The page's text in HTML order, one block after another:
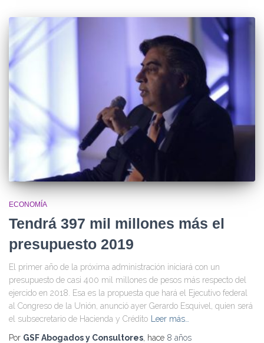
ECONOMÍA
Tendrá 397 mil millones más el
presupuesto 2019
El primer año de la próxima administración iniciará con un
presupuesto de casi 400 mil millones de pesos más respecto del
ejercido en 2018. Esa es la propuesta que hará el Ejecutivo federal
al Congreso de la Unión, anunció ayer Gerardo Esquivel, quien será
el subsecretario de Hacienda y Crédito Leer más…
Por GSF Abogados y Consultores, hace 8 años